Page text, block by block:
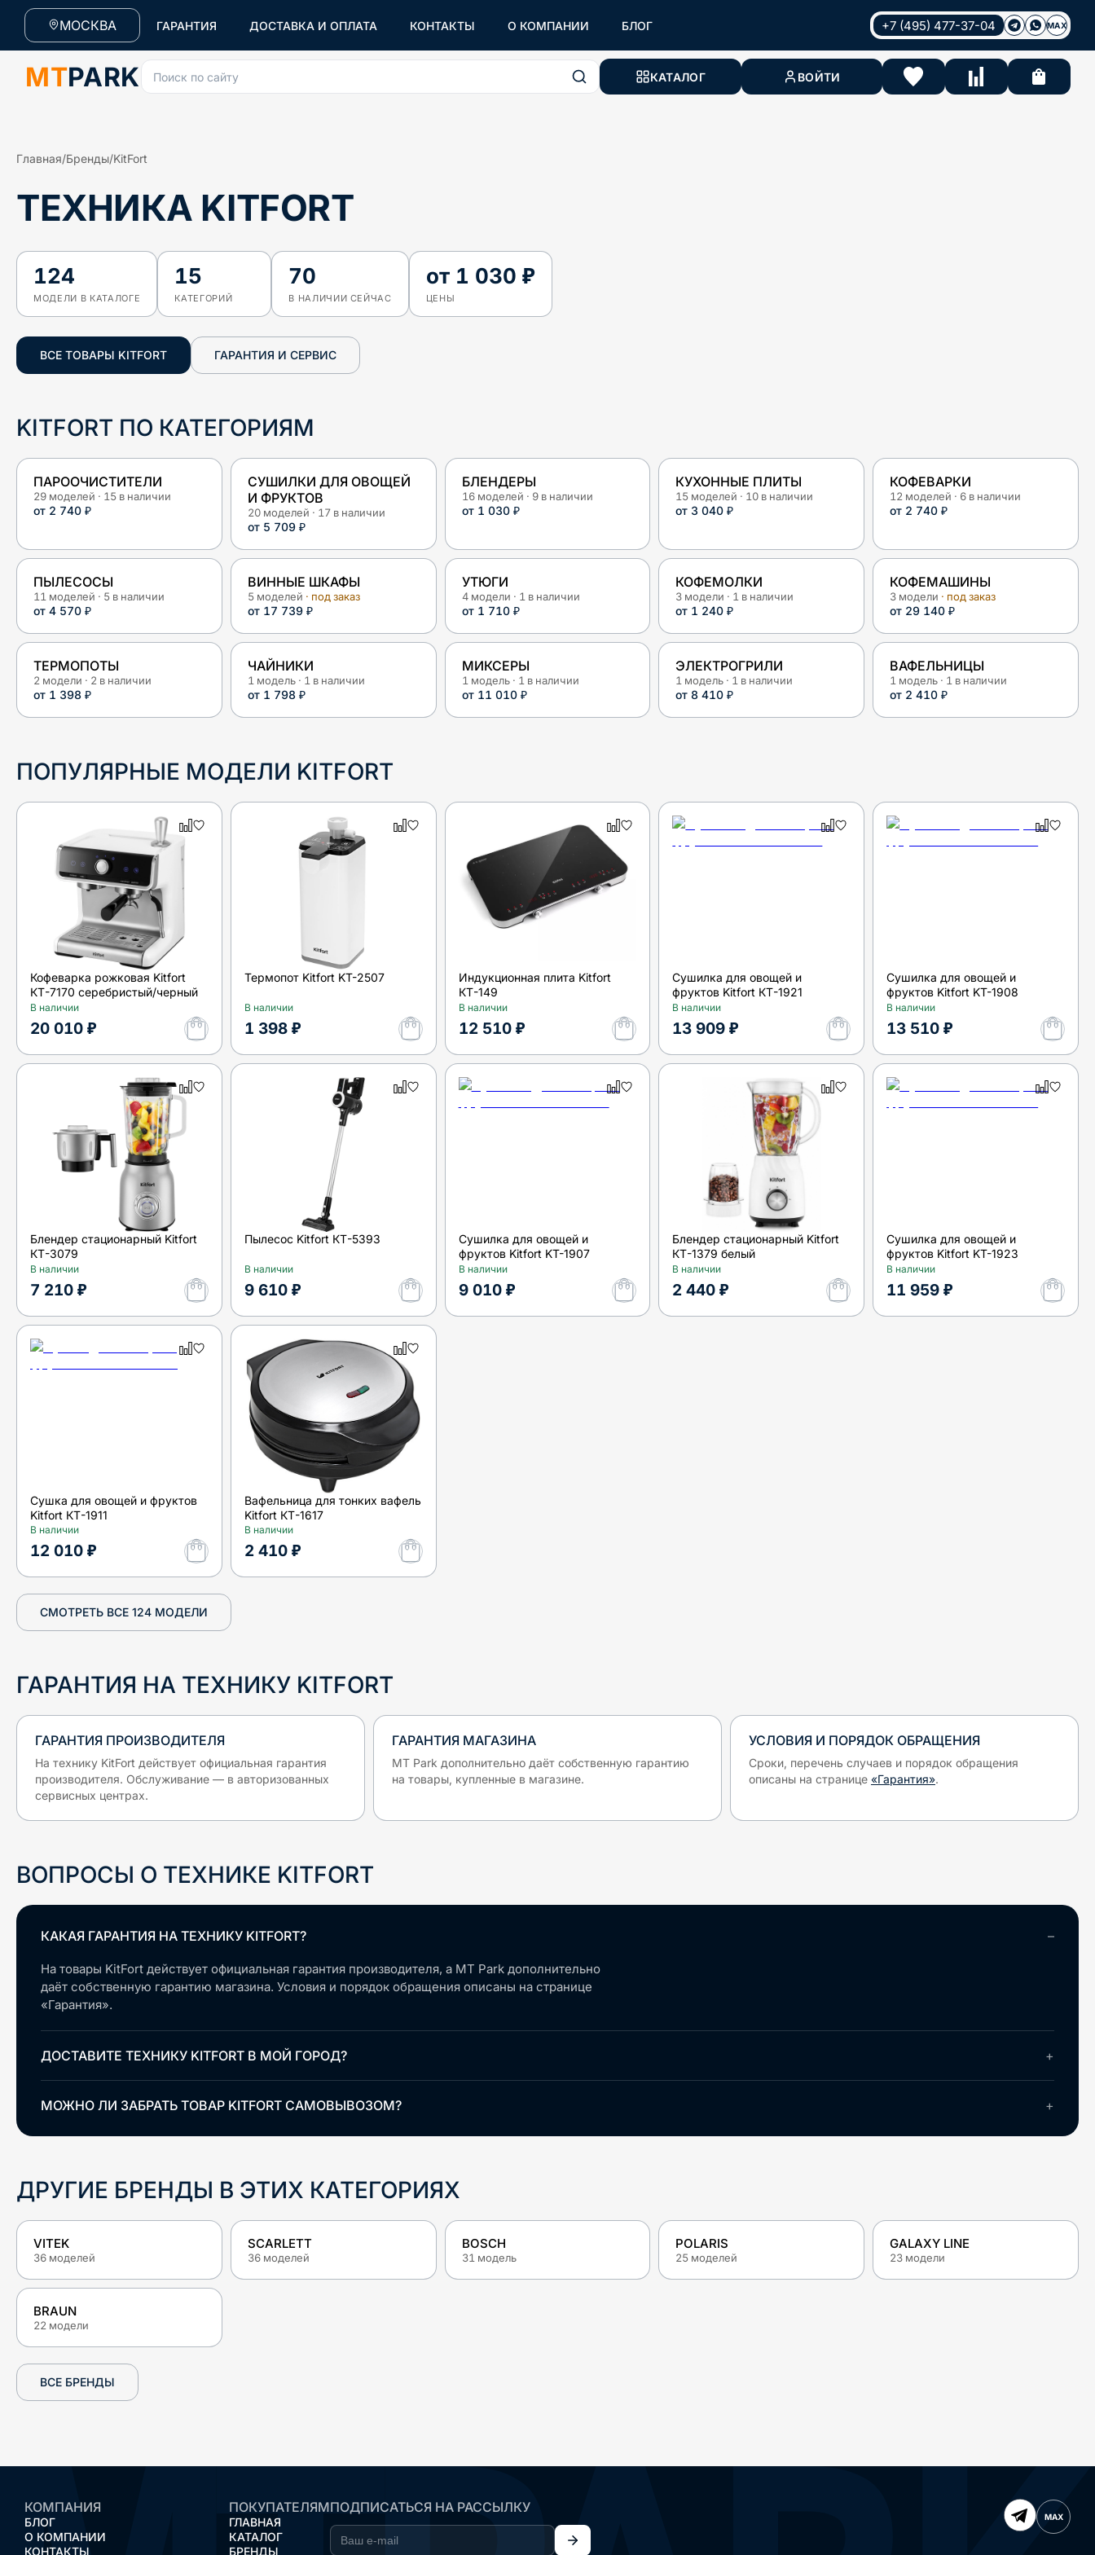
МОСКВА ГАРАНТИЯ ДОСТАВКА И ОПЛАТА КОНТАКТЫ О КОМПАНИИ БЛОГ +7 (495) 477-37-04 MAX
MTPARK Поиск по сайту КАТАЛОГ ВОЙТИ
Главная/Бренды/KitFort
ТЕХНИКА KITFORT
124
МОДЕЛИ В КАТАЛОГЕ
15
КАТЕГОРИЙ
70
В НАЛИЧИИ СЕЙЧАС
от 1 030 ₽
ЦЕНЫ
ВСЕ ТОВАРЫ KITFORT ГАРАНТИЯ И СЕРВИС
KITFORT ПО КАТЕГОРИЯМ
ПАРООЧИСТИТЕЛИ
29 моделей · 15 в наличии
от 2 740 ₽
СУШИЛКИ ДЛЯ ОВОЩЕЙ
И ФРУКТОВ
20 моделей · 17в наличии
от 5 709 ₽
БЛЕНДЕРЫ
16 моделей · 9в наличии
от 1 030 ₽
КУХОННЫЕ ПЛИТЫ
15 моделей · 10 в наличии
от 3 040 ₽
КОФЕВАРКИ
12 моделей · 6 в наличии
от 2 740 ₽
ПЫЛЕСОСЫ
11 моделей · 5 в наличии
от 4 570 ₽
ВИННЫЕ ШКАФЫ
5 моделей · под заказ
от 17 739 ₽
УТЮГИ
4 модели · 1 в наличии
от 1 710 ₽
КОФЕМОЛКИ
3 модели · 1 в наличии
от 1 240 ₽
КОФЕМАШИНЫ
3 модели · под заказ
от 29 140 ₽
ТЕРМОПОТЫ
2 модели · 2 в наличии
от 1 398 ₽
ЧАЙНИКИ
1 модель· 1 в наличии
от 1 798 ₽
МИКСЕРЫ
1 модель· 1 в наличии
от 11 010 ₽
ЭЛЕКТРОГРИЛИ
1 модель · 1 в наличии
от 8 410 ₽
ВАФЕЛЬНИЦЫ
1 модель · 1 в наличии
от 2 410 ₽
ПОПУЛЯРНЫЕ МОДЕЛИ KITFORT
Кофеварка рожковая Kitfort
КТ-7170 серебристый/черный
В наличии
20 010 ₽
Термопот Kitfort KT-2507
В наличии
1 398 ₽
Индукционная плита Kitfort
КТ-149
В наличии
12 510 ₽
Сушилка для овощей и
фруктов Kitfort КТ-1921
В наличии
13 909 ₽
Сушилка для овощей и
фруктов Kitfort KT-1908
В наличии
13 510 ₽
Блендер стационарный Kitfort
КТ-3079
В наличии
7 210 ₽
Пылесос Kitfort КТ-5393
В наличии
9 610 ₽
Сушилка для овощей и
фруктов Kitfort KT-1907
В наличии
9 010 ₽
Блендер стационарный Kitfort
КТ-1379 белый
В наличии
2 440 ₽
Сушилка для овощей и
фруктов Kitfort KT-1923
В наличии
11 959 ₽
Сушка для овощей и фруктов
Kitfort КТ-1911
В наличии
12 010 ₽
Вафельница для тонких вафель
Kitfort КТ-1617
В наличии
2 410 ₽
СМОТРЕТЬ ВСЕ 124 МОДЕЛИ
ГАРАНТИЯ НА ТЕХНИКУ KITFORT
ГАРАНТИЯ ПРОИЗВОДИТЕЛЯ
На технику KitFort действует официальная гарантия
производителя. Обслуживание — в авторизованных
сервисных центрах.
ГАРАНТИЯ МАГАЗИНА
MT Park дополнительно даёт собственную гарантию
на товары, купленные в магазине.
УСЛОВИЯ И ПОРЯДОК ОБРАЩЕНИЯ
Сроки, перечень случаев и порядок обращения
описаны на странице «Гарантия».
ВОПРОСЫ О ТЕХНИКЕ KITFORT
КАКАЯ ГАРАНТИЯ НА ТЕХНИКУ KITFORT?
На товары KitFort действует официальная гарантия производителя, а MT Park дополнительно
даёт собственную гарантию магазина. Условия и порядок обращения описаны на странице
«Гарантия».
ДОСТАВИТЕ ТЕХНИКУ KITFORT В МОЙ ГОРОД?
МОЖНО ЛИ ЗАБРАТЬ ТОВАР KITFORT САМОВЫВОЗОМ?
ДРУГИЕ БРЕНДЫ В ЭТИХ КАТЕГОРИЯХ
VITEK
36 моделей
SCARLETT
36 моделей
BOSCH
31 модель
POLARIS
25 моделей
GALAXY LINE
23 модели
BRAUN
22 модели
ВСЕ БРЕНДЫ
КОМПАНИЯ
БЛОГ
О КОМПАНИИ
КОНТАКТЫ
ПОКУПАТЕЛЯМ
ГЛАВНАЯ
КАТАЛОГ
БРЕНДЫ
ПОДПИСАТЬСЯ НА РАССЫЛКУ
MAX